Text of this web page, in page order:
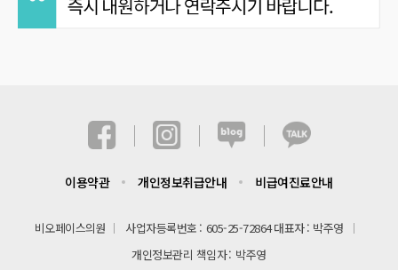
이용약관 개인정보취급안내 비급여진료안내
비오페이스의원 사업자등록번호 605-25-72864대표자 박주영
개인정보관리 책임자 박주영